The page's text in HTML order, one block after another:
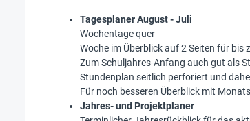
Tagesplaner August - Juli
Wochentage quer
Woche im Überblick auf 2 Seiten für
Zum Schuljahres-Anfang auch gut als
Stundenplan seitlich perforiert und
Für noch besseren Überblick mit
Jahres- und Projektplaner